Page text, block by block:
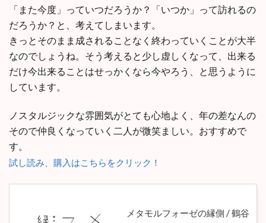
「また今度」っていつだろうか？「いつか」って訪れるの
だろうか？と、考えてしまいます。
きっとそのまま成されることなく終わっていくことが大半
なのでしょうね。そう考えると少し虚しくなって、出来る
だけ今出来ることはせっかくなら今やろう、と思うように
しています。
ノスタルジックな雰囲気がとても心地よく、年の差なんの
そので仲良くなっていく二人が微笑ましい。おすすめで
す。
試し読み、購入はこちらをクリック！
メタモルフォーゼの縁側 / 鶴谷